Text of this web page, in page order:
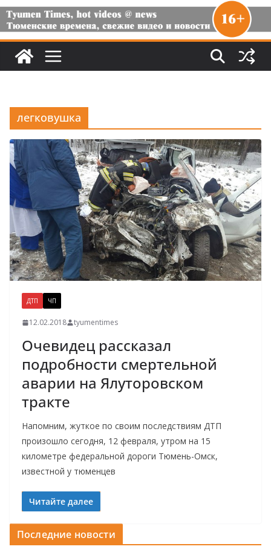
легковушка
ДТП ЧП
12.02.2018 tyumentimes
Очевидец рассказал
подробности смертельной
аварии на Ялуторовском
тракте
Напомним, жуткое по своим последствиям ДТП
произошло сегодня, 12 февраля, утром на 15
километре федеральной дороги Тюмень-Омск,
известной у тюменцев
Читайте далее
Последние новости